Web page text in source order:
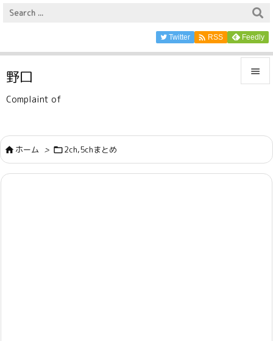

サイド

前へ
Twitter  RSS Feedly
野口
Complaint of
ホーム > 2ch,5chまとめ